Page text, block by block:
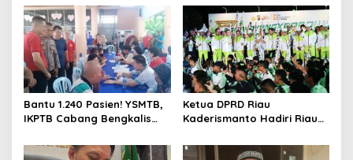
sebagai Dewan Juri
Gelar “Polisi Sahabat Anak”
di SD IT Al-Fatih Duri
Bantu 1.240 Pasien! YSMTB,
IKPTB Cabang Bengkalis
Apresiasi Perkumpulan Kin
Ketua DPRD Riau
Kaderismanto Hadiri Riau
Dukung Sinergitas dan